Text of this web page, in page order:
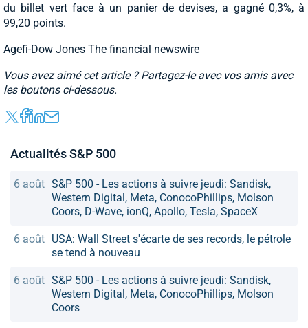
du billet vert face à un panier de devises, a gagné 0,3%, à
99,20 points.
Agefi-Dow Jones The financial newswire
Vous avez aimé cet article ? Partagez-le avec vos amis avec
les boutons ci-dessous.
Actualités S&P 500
6 août S&P 500 - Les actions à suivre jeudi: Sandisk,
Western Digital, Meta, ConocoPhillips, Molson
Coors, D-Wave, ionQ, Apollo, Tesla, SpaceX
6 août USA: Wall Street s'écarte de ses records, le pétrole
se tend à nouveau
6 août S&P 500 - Les actions à suivre jeudi: Sandisk,
Western Digital, Meta, ConocoPhillips, Molson
Coors